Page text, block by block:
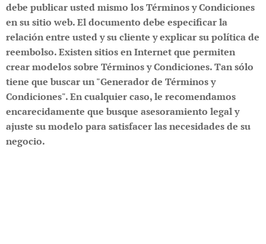
debe publicar usted mismo los Términos y Condiciones
en su sitio web. El documento debe especificar la
relación entre usted y su cliente y explicar su política de
reembolso. Existen sitios en Internet que permiten
crear modelos sobre Términos y Condiciones. Tan sólo
tiene que buscar un "Generador de Términos y
Condiciones". En cualquier caso, le recomendamos
encarecidamente que busque asesoramiento legal y
ajuste su modelo para satisfacer las necesidades de su
negocio.